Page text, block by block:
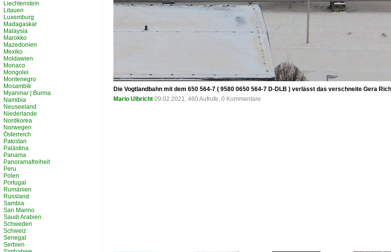
Die Vogtlandbahn mit dem 650 564-7 ( 9580 0650 564-7 D-DLB ) verlässt das verschneite Gera
Mario Ulbricht 09.02.2021, 460 Aufrufe, 0 Kommentare
Liechtenstein
Litauen
Luxemburg
Madagaskar
Malaysia
Marokko
Mazedonien
Mexiko
Moldawien
Monaco
Mongolei
Montenegro
Mosambik
Myanmar | Burma
Namibia
Neuseeland
Niederlande
Nordkorea
Norwegen
Österreich
Pakistan
Palästina
Panama
Panoramafreiheit
Peru
Polen
Portugal
Rumänien
Russland
Sambia
San Marino
Saudi Arabien
Schweden
Schweiz
Senegal
Serbien